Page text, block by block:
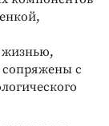
жизнью,
с